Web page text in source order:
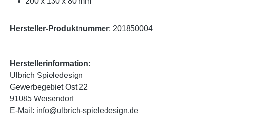
Hersteller-Produktnummer: 201850004
Herstellerinformation:
Ulbrich Spieledesign
Gewerbegebiet Ost 22
91085 Weisendorf
E-Mail: info@ulbrich-spieledesign.de